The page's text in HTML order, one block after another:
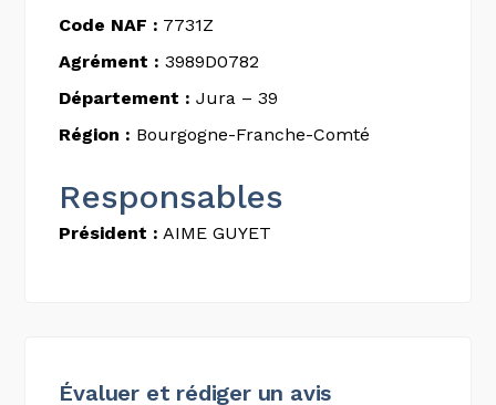
Code NAF : 7731Z
Agrément : 3989D0782
Département : Jura – 39
Région : Bourgogne-Franche-Comté
Responsables
Président : AIME GUYET
Évaluer et rédiger un avis